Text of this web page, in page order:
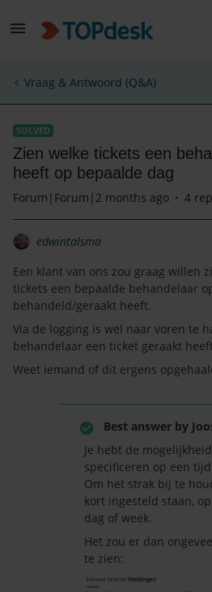
Vraag & Antwoord (Q&A)
SOLVED
Zien welke tickets een
heeft op bepaalde dag
Forum|Forum|2 months ago 4
edwintalsma
Een klant van ons zou graag willen
tickets een bepaalde behandelaar
behandeld/geraakt heeft.
Via de logging is wel naar voren te
behandelaar een ticket geraakt
Weet iemand of dit ergens
Best answer by
Je hebt de
specificeren op een
Om het strak bij te
kort ingesteld staan,
dag of week.
Het zou er dan
te zien: